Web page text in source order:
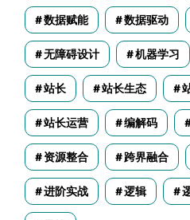
数据赋能 数据驱动
无障碍设计 机器学习
站长 站长生态
站长运营 编解码
资源整合 跨界融合
进阶实战 逻辑